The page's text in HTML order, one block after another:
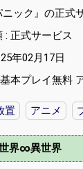
ニック』の正式
: 正式サービス
年02月17日
本プレイ無料
置 アニメ
界∞異世界